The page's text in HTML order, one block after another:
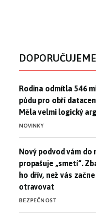
DOPORUČUJEME
Rodina odmítla 546
Rodina odmítla 546
půdu pro obří
Měla velmi logický
NOVINKY
Nový podvod vám do
Nový podvod vám do
propašuje „smetí“.
ho dřív, než vás začne
otravovat
BEZPEČNOST